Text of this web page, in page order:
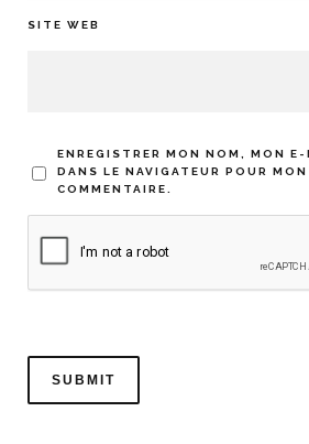
SITE WEB
ENREGISTRER MON NOM, MON
DANS LE NAVIGATEUR POUR
COMMENTAIRE.